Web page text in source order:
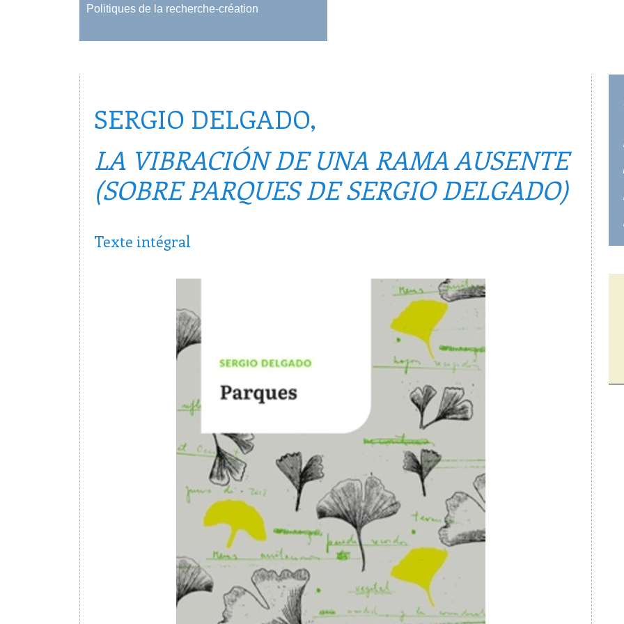
Politiques de la recherche-création
SERGIO DELGADO,
LA VIBRACIÓN DE UNA RAMA AUSENTE
(SOBRE PARQUES DE SERGIO DELGADO)
Texte intégral